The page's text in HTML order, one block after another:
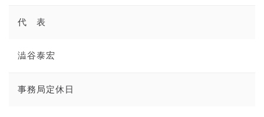
代 表
澁谷泰宏
事務局定休日